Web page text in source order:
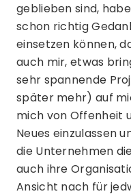
geblieben sind,
schon richtig
einsetzen können,
auch mir, etwas
sehr spannende
später mehr) auf
mich von Offenheit
Neues einzulassen
die Unternehmen
auch ihre
Ansicht nach für